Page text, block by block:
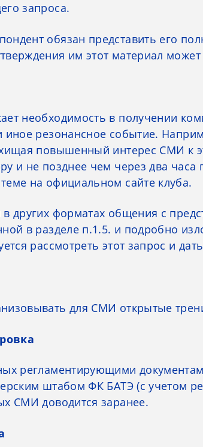
запроса.
обязан представить его
им этот материал
необходимость в получении
резонансное событие.
повышенный интерес СМИ к
и не позднее чем через два
на официальном сайте клуба.
других форматах общения с
в разделе п.1.5. и подробно
рассмотреть этот запрос и
для СМИ открытые
регламентирующими
штабом ФК БАТЭ (с учетом
СМИ доводится заранее.